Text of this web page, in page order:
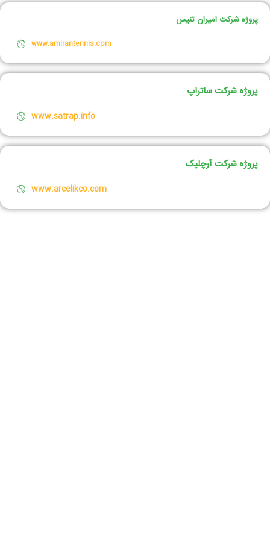
پروژه شرکت امیران تنیس
www.amirantennis.com
پروژه شرکت ساتراپ
www.satrap.info
پروژه شرکت آرچلیک
www.arcelikco.com